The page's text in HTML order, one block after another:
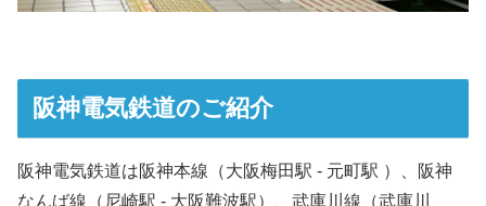
阪神電気鉄道のご紹介
阪神電気鉄道は阪神本線（大阪梅田駅 - 元町駅 ）、阪神
なんば線（尼崎駅 - 大阪難波駅）、武庫川線（武庫川